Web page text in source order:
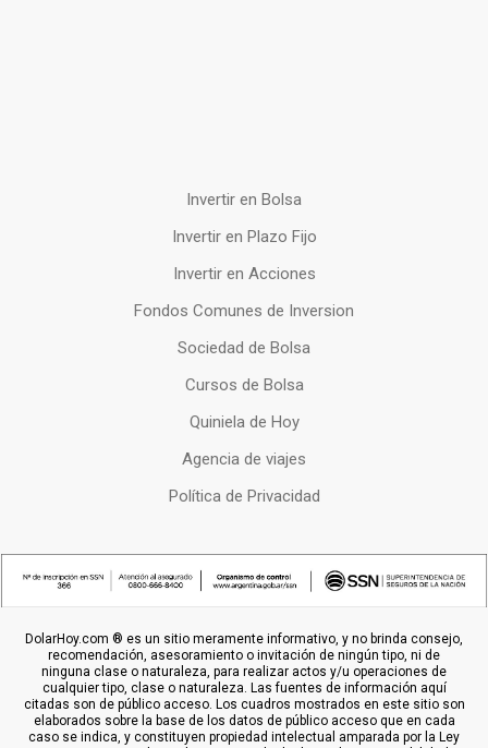
Invertir en Bolsa
Invertir en Plazo Fijo
Invertir en Acciones
Fondos Comunes de Inversion
Sociedad de Bolsa
Cursos de Bolsa
Quiniela de Hoy
Agencia de viajes
Política de Privacidad
DolarHoy.com ® es un sitio meramente informativo, y no brinda consejo,
recomendación, asesoramiento o invitación de ningún tipo, ni de
ninguna clase o naturaleza, para realizar actos y/u operaciones de
cualquier tipo, clase o naturaleza. Las fuentes de información aquí
citadas son de público acceso. Los cuadros mostrados en este sitio son
elaborados sobre la base de los datos de público acceso que en cada
caso se indica, y constituyen propiedad intelectual amparada por la Ley